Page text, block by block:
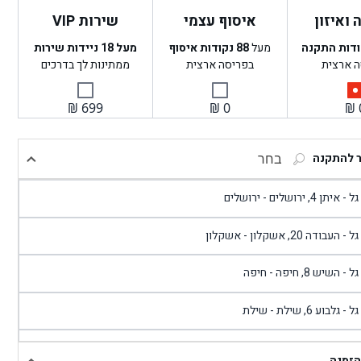
התקנה
ארצית
₪
איסוף עצמי
מעל88 נקודות איסוף
בפריסה ארצית
₪ 0
שירות VIP
מעל 18 ניידות שירות
ממתינות לך בדרכים
₪ 699
להתקנה בחר
4, ירושלים - ירושלים
העבודה 20, אשקלון - אשקלון
- השיש 8, חיפה - חיפה
- גלבוע 6, שילת - שילת
- פוריידיס, כניסה צפונית מול כביש 4 - פרדיס